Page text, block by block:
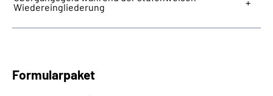
Wiedereingliederung
Formularpaket